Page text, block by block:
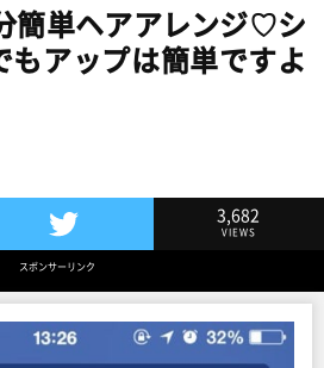
簡単ヘアアレンジ♡シ
もアップは簡単ですよ
でツイート
3,682
VIEWS
スポンサーリンク